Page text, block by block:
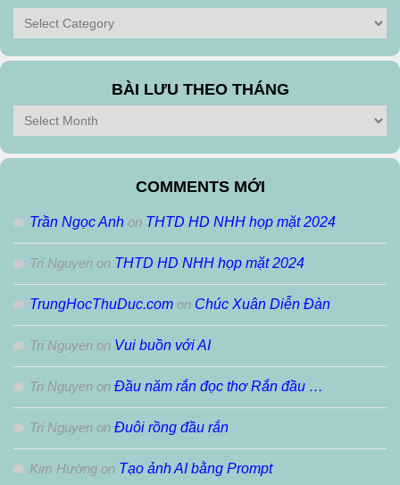
Tìm
theo
Thể
BÀI LƯU THEO THÁNG
Bài
Lưu
Theo
COMMENTS MỚI
Trần Ngọc Anh on THTD HD NHH họp mặt 2024
Tri Nguyen on THTD HD NHH họp mặt 2024
TrungHocThuDuc.com on Chúc Xuân Diễn Đàn
Tri Nguyen on Vui buồn với AI
Tri Nguyen on Đầu năm rắn đọc thơ Rắn đầu …
Tri Nguyen on Đuôi rồng đầu rắn
Kim Hường on Tạo ảnh AI bằng Prompt